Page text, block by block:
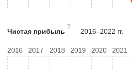
Чистая прибыль
?
2016–2022 гг.
2016 2017 2018 2019 2020 2021